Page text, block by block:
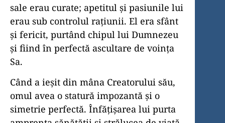
sale erau curate; apetitul și pasiunile lui
erau sub controlul rațiunii. El era sfânt
și fericit, purtând chipul lui Dumnezeu
și fiind în perfectă ascultare de voința
Sa.
Când a ieșit din mâna Creatorului său,
omul avea o statură impozantă și o
simetrie perfectă. Înfățișarea lui purta